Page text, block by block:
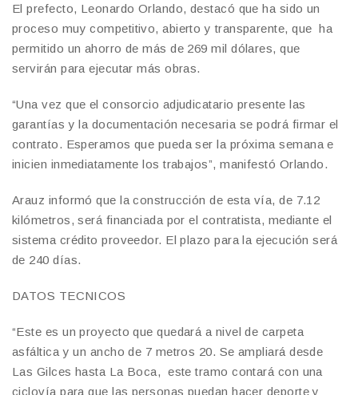
El prefecto, Leonardo Orlando, destacó que ha sido un
proceso muy competitivo, abierto y transparente, que ha
permitido un ahorro de más de 269 mil dólares, que
servirán para ejecutar más obras.
“Una vez que el consorcio adjudicatario presente las
garantías y la documentación necesaria se podrá firmar el
contrato. Esperamos que pueda ser la próxima semana e
inicien inmediatamente los trabajos”, manifestó Orlando.
Arauz informó que la construcción de esta vía, de 7.12
kilómetros, será financiada por el contratista, mediante el
sistema crédito proveedor. El plazo para la ejecución será
de 240 días.
DATOS TECNICOS
“Este es un proyecto que quedará a nivel de carpeta
asfáltica y un ancho de 7 metros 20. Se ampliará desde
Las Gilces hasta La Boca, este tramo contará con una
ciclovía para que las personas puedan hacer deporte y